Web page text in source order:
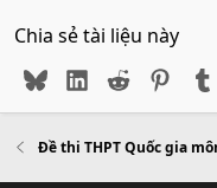
Chia sẻ tài liệu này
BlueskyLinkedIn
Reddit
Đề thi THPT Quốc gia